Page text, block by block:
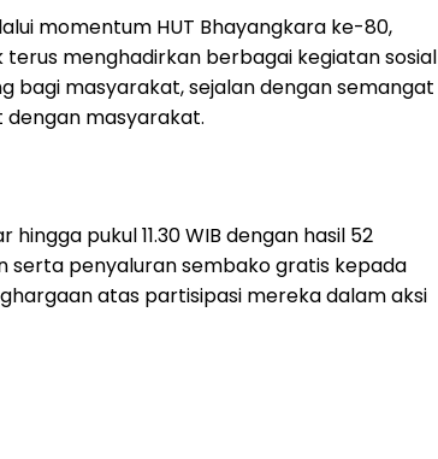
momentum HUT Bhayangkara ke-80,
menghadirkan berbagai kegiatan sosial
bagi masyarakat, sejalan dengan semangat
dengan masyarakat.
pukul 11.30 WIB dengan hasil 52
serta penyaluran sembako gratis kepada
atas partisipasi mereka dalam aksi